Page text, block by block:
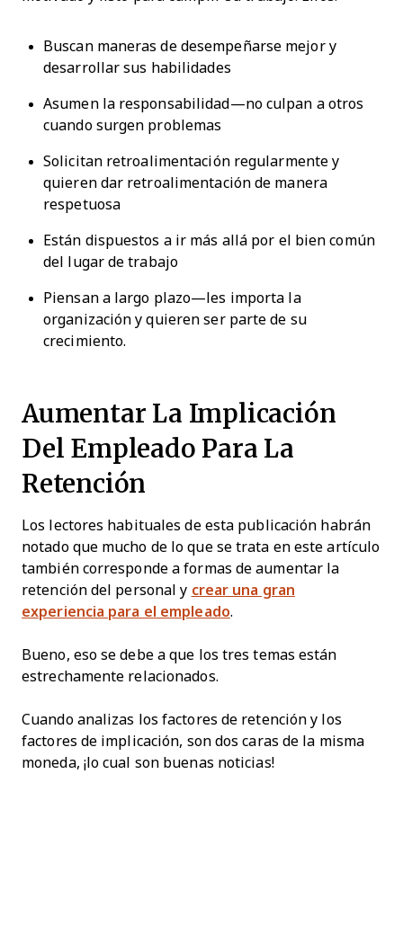
Buscan maneras de desempeñarse mejor y
desarrollar sus habilidades
Asumen la responsabilidad—no culpan a otros
cuando surgen problemas
Solicitan retroalimentación regularmente y
quieren dar retroalimentación de manera
respetuosa
Están dispuestos a ir más allá por el bien común
del lugar de trabajo
Piensan a largo plazo—les importa la
organización y quieren ser parte de su
crecimiento.
Aumentar La Implicación
Del Empleado Para La
Retención
Los lectores habituales de esta publicación habrán
notado que mucho de lo que se trata en este artículo
también corresponde a formas de aumentar la
retención del personal y crear una gran
experiencia para el empleado.
Bueno, eso se debe a que los tres temas están
estrechamente relacionados.
Cuando analizas los factores de retención y los
factores de implicación, son dos caras de la misma
moneda, ¡lo cual son buenas noticias!